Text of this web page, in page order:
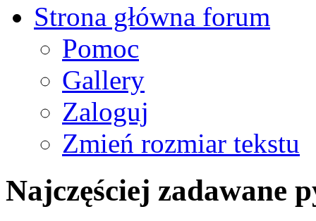
Strona główna forum
Pomoc
Gallery
Zaloguj
Zmień rozmiar tekstu
Najczęściej zadawane